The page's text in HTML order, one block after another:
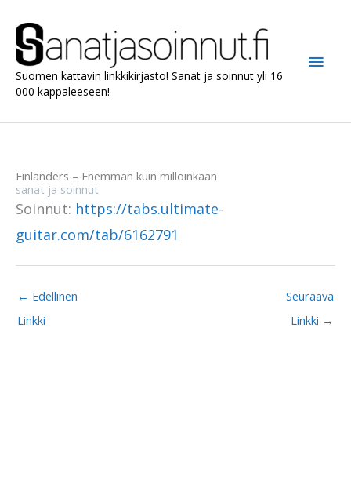
sisältöön
Suomen kattavin linkkikirjasto! Sanat ja soinnut yli 16
000 kappaleeseen!
Finlanders – Enemmän kuin milloinkaan
sanat ja soinnut
Soinnut: https://tabs.ultimate-
guitar.com/tab/6162791
← Edellinen
Linkki
Seuraava
Linkki →